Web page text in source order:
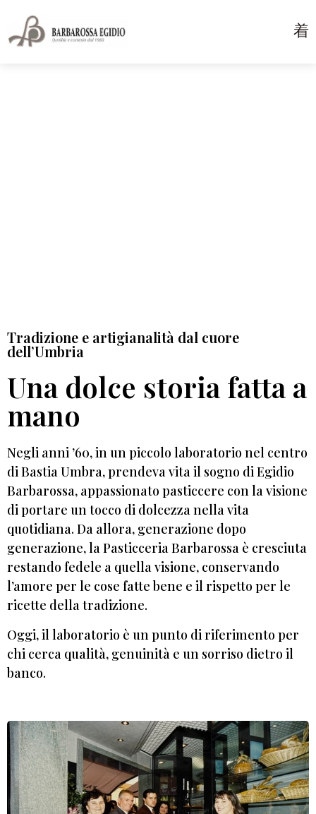
Tradizione e artigianalità dal cuore
dell’Umbria
Una dolce storia fatta a
mano
Negli anni ’60, in un piccolo laboratorio nel centro
di Bastia Umbra, prendeva vita il sogno di Egidio
Barbarossa, appassionato pasticcere con la visione
di portare un tocco di dolcezza nella vita
quotidiana. Da allora, generazione dopo
generazione, la Pasticceria Barbarossa è cresciuta
restando fedele a quella visione, conservando
l’amore per le cose fatte bene e il rispetto per le
ricette della tradizione.
Oggi, il laboratorio è un punto di riferimento per
chi cerca qualità, genuinità e un sorriso dietro il
banco.